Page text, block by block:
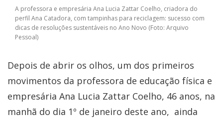
A professora e empresária Ana Lucia Zattar Coelho, criadora do
perfil Ana Catadora, com tampinhas para reciclagem: sucesso com
dicas de resoluções sustentáveis no Ano Novo (Foto: Arquivo
Pessoal)
Depois de abrir os olhos, um dos primeiros
movimentos da professora de educação física e
empresária Ana Lucia Zattar Coelho, 46 anos, na
manhã do dia 1º de janeiro deste ano, ainda